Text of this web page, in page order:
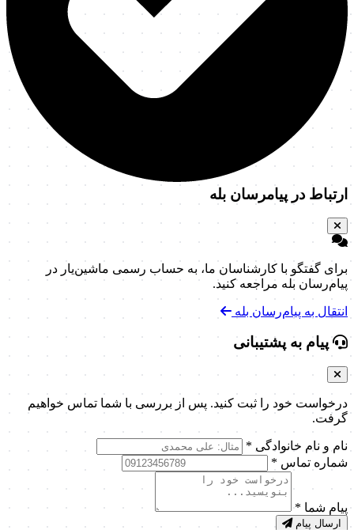
ارتباط در پیامرسان بله
برای گفتگو با کارشناسان ما، به حساب رسمی ماشین‌یار در
پیام‌رسان بله مراجعه کنید.
انتقال به پیام‌رسان بله
پیام به پشتیبانی
درخواست خود را ثبت کنید. پس از بررسی با شما تماس خواهیم
گرفت.
نام و نام خانوادگی *
شماره تماس *
پیام شما *
ارسال پیام